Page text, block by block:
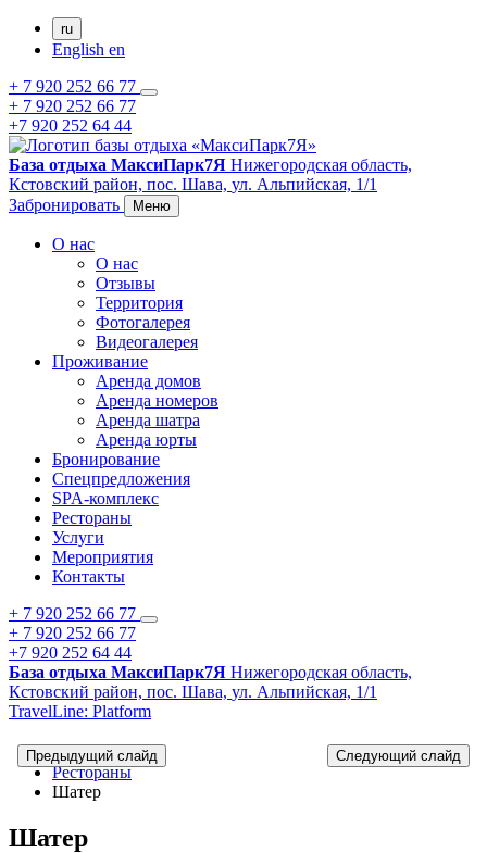
ru
English en
+ 7 920 252 66 77
+ 7 920 252 66 77
+7 920 252 64 44
База отдыха МаксиПарк7Я Нижегородская область,
Кстовский район, пос. Шава, ул. Альпийская, 1/1
Забронировать
Меню
О нас
О нас
Отзывы
Территория
Фотогалерея
Видеогалерея
Проживание
Аренда домов
Аренда номеров
Аренда шатра
Аренда юрты
Бронирование
Спецпредложения
SPA-комплекс
Рестораны
Услуги
Мероприятия
Контакты
+ 7 920 252 66 77
+ 7 920 252 66 77
+7 920 252 64 44
База отдыха МаксиПарк7Я Нижегородская область,
Кстовский район, пос. Шава, ул. Альпийская, 1/1
TravelLine: Platform
Главная
Рестораны
Шатер
Шатер
Предыдущий слайд Следующий слайд